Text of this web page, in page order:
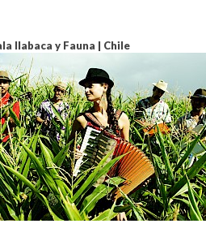
Ilabaca y Fauna | Chile